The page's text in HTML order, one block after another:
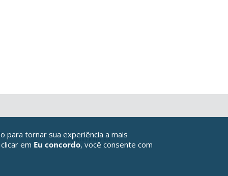
para tornar sua experiência a mais
em Eu concordo, você consente com